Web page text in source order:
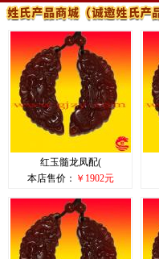
红玉髓龙凤配(
本店售价： ￥1902元